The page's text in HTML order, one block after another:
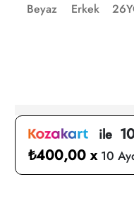
Beyaz
Erkek
ile
₺400,00 x 10